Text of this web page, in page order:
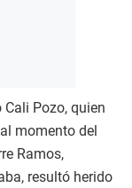
Pozo, quien
momento del
Ramos,
resultó herido